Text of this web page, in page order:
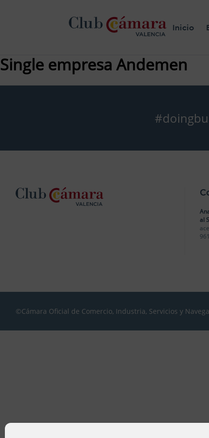
Inicio
Single empresa Andemen
al
©Cámara Oficial de Comercio, Industria, Servicios y